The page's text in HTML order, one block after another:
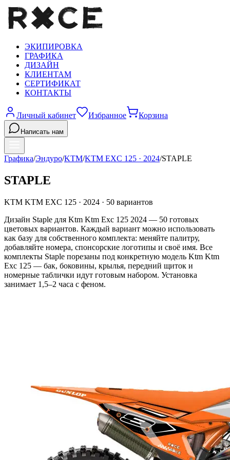
ЭКИПИРОВКА
ГРАФИКА
ДИЗАЙН
КЛИЕНТАМ
СЕРТИФИКАТ
КОНТАКТЫ
Личный кабинет Избранное Корзина
Написать нам
Графика/Эндуро/KTM/KTM EXC 125 · 2024/STAPLE
STAPLE
KTM KTM EXC 125 · 2024 · 50 вариантов
Дизайн Staple для Ktm Ktm Exc 125 2024 — 50 готовых
цветовых вариантов. Каждый вариант можно использовать
как базу для собственного комплекта: меняйте палитру,
добавляйте номера, спонсорские логотипы и своё имя. Все
комплекты Staple порезаны под конкретную модель Ktm Ktm
Exc 125 — бак, боковины, крылья, передний щиток и
номерные таблички идут готовым набором. Установка
занимает 1,5–2 часа с феном.